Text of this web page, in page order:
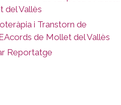
del Vallès
i Transtorn de
de Mollet del Vallès
Reportatge